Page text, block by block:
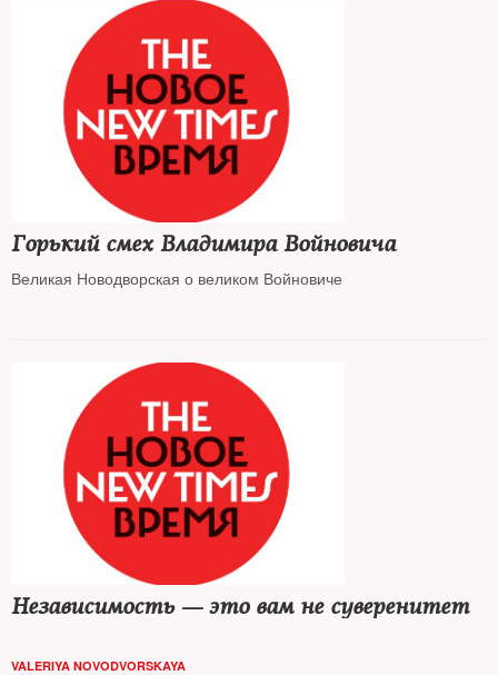
Горький смех Владимира Войновича
Великая Новодворская о великом Войновиче
Независимость — это вам не суверенитет
VALERIYA NOVODVORSKAYA